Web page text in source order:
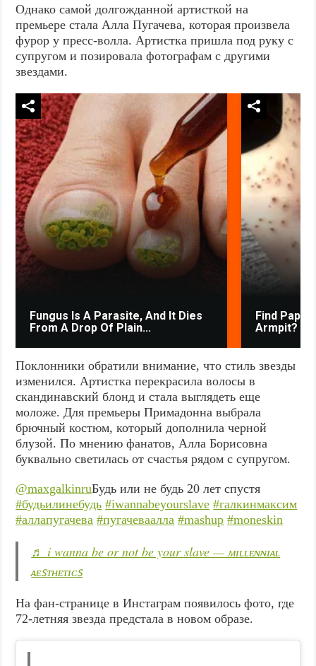
Однако самой долгожданной артисткой на
премьере стала Алла Пугачева, которая произвела
фурор у пресс-волла. Артистка пришла под руку с
супругом и позировала фотографам с другими
звездами.
Fungus Is A Parasite, And It Dies
From A Drop Of Plain...
Find
Armpit?
Поклонники обратили внимание, что стиль звезды
изменился. Артистка перекрасила волосы в
скандинавский блонд и стала выглядеть еще
моложе. Для премьеры Примадонна выбрала
брючный костюм, который дополнила черной
блузой. По мнению фанатов, Алла Борисовна
буквально светилась от счастья рядом с супругом.
@maxgalkinruБудь или не будь 20 лет спустя
#будьилинебудь #iwannabeyourslave #галкинмаксим
#аллапугачева #пугачеваалла #mashup #moneskin
♬ i wanna be or not be your slave — ᴍɪʟʟᴇɴɴɪᴀʟ
ᴀᴇꜱᴛʜᴇᴛɪᴄꜱ
На фан-странице в Инстаграм появилось фото, где
72-летняя звезда предстала в новом образе.